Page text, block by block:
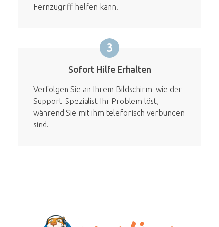
Fernzugriff helfen kann.
3
Sofort Hilfe Erhalten
Verfolgen Sie an Ihrem Bildschirm, wie der
Support-Spezialist Ihr Problem löst,
während Sie mit ihm telefonisch verbunden
sind.